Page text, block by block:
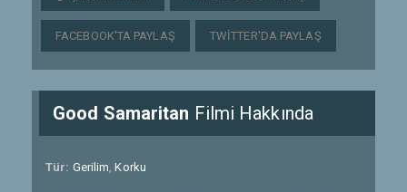
FACEBOOK'TA PAYLAŞ TWITTER'DA PAYLAŞ
Good Samaritan Filmi Hakkında
Tür: Gerilim,Korku